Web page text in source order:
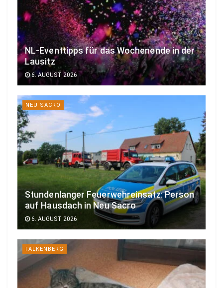
NL-Eventtipps für das Wochenende in der
Lausitz
6. AUGUST 2026
NEU SACRO
Stundenlanger Feuerwehreinsatz: Person
auf Hausdach in Neu Sacro
6. AUGUST 2026
FALKENBERG